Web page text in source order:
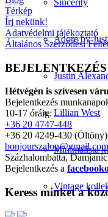
Sincerity
Adore by
Justin
Lillian West
Minimalista
Vintage
Térkép
Írj nekünk!
Adatvédelmi tájékoztató
Általános Szerződési
BEJELENTKEZÉS
Hétvégén is szívesen
Bejelentkezés
10-17 óráig:
+36 20 4747-448
+36 20 4249-430 (Öltöny)
bonjourszalon@gmail.com
Százhalombatta,
Bejelentkezés a
Keress minket a